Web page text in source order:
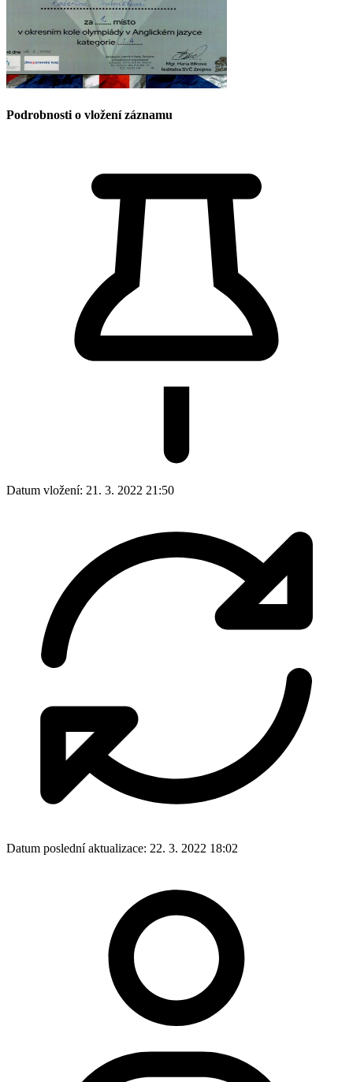
Podrobnosti o vložení záznamu
Datum vložení: 21. 3. 2022 21:50
Datum poslední aktualizace: 22. 3. 2022 18:02